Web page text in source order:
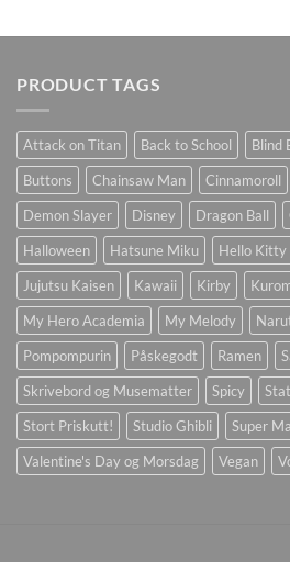
PRODUCT TAGS
Attack on Titan Back to School Blind
Buttons
Chainsaw Man Cinnamoroll
Demon Slayer
Disney Dragon Ball
Halloween
Hatsune Miku Hello Kitty
Jujutsu Kaisen
Kawaii Kirby
My Hero Academia
My Melody
Pompompurin
Påskegodt Ramen
Skrivebord og Musematter
Spicy
Stort Priskutt!
Studio Ghibli Super
Valentine's Day og Morsdag
Vegan